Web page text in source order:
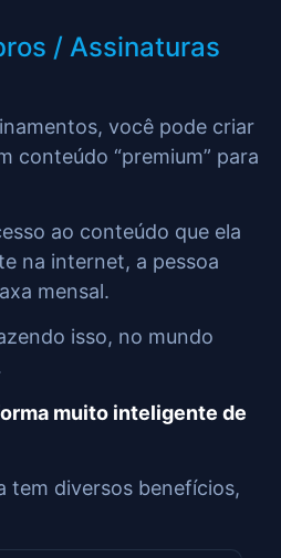
/ Assinaturas
você pode criar
conteúdo “premium” para
ao conteúdo que ela
na internet, a pessoa
mensal.
isso, no mundo
muito inteligente de
tem diversos benefícios,